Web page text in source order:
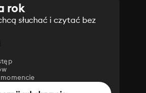
rok
słuchać i czytać bez